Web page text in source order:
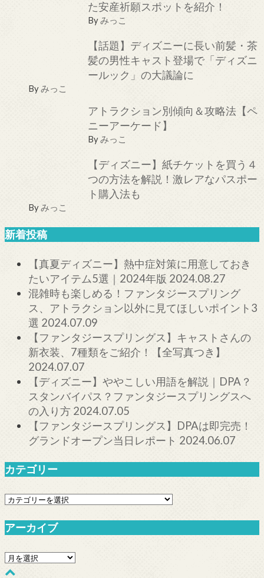
た安産祈願スポットを紹介！
Byみっこ
【話題】ディズニーに長い前髪・茶
髪の男性キャスト登場で「ディズニ
ールック」の大議論に
Byみっこ
アトラクション別傾向＆攻略法【ペ
ニーアーケード】
Byみっこ
【ディズニー】紙チケットを買う４
つの方法を解説！激レアなパスポー
ト購入法も
Byみっこ
新着投稿
【真夏ディズニー】熱中症対策に用意しておき
たいアイテム5選｜2024年版 2024.08.27
混雑時も楽しめる！ファンタジースプリング
ス、アトラクション以外に見てほしいポイント3
選 2024.07.09
【ファンタジースプリングス】キャストさんの
新衣装、7種類をご紹介！【全写真つき】
2024.07.07
【ディズニー】ややこしい用語を解説｜DPA？
スタンバイパス？ファンタジースプリングスへ
の入り方 2024.07.05
【ファンタジースプリングス】DPAは即完売！
グランドオープン当日レポート 2024.06.07
カテゴリー
カ
ゴ
ー
アーカイブ
ア
ー